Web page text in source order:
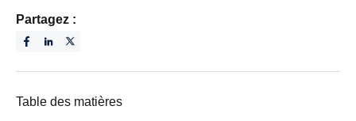
Partagez :
Table des matières